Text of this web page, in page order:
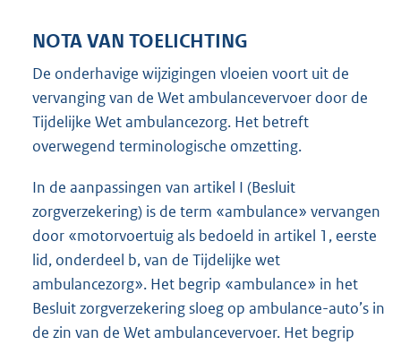
NOTA VAN TOELICHTING
De onderhavige wijzigingen vloeien voort uit de
vervanging van de Wet ambulancevervoer door de
Tijdelijke Wet ambulancezorg. Het betreft
overwegend terminologische omzetting.
In de aanpassingen van artikel I (Besluit
zorgverzekering) is de term «ambulance» vervangen
door «motorvoertuig als bedoeld in artikel 1, eerste
lid, onderdeel b, van de Tijdelijke wet
ambulancezorg». Het begrip «ambulance» in het
Besluit zorgverzekering sloeg op ambulance-auto’s in
de zin van de Wet ambulancevervoer. Het begrip